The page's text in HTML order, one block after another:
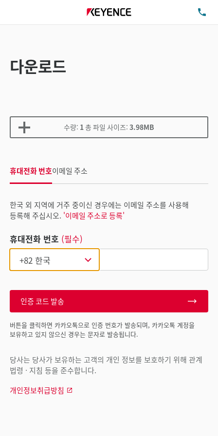
다운로드
수량: 1총 파일 사이즈: 3.98MB
휴대전화 번호이메일 주소
한국 외 지역에 거주 중이신 경우에는 이메일 주소를 사용해
등록해 주십시오. '이메일 주소로 등록'
휴대전화 번호 (필수)
인증 코드 발송
버튼을 클릭하면 카카오톡으로 인증 번호가 발송되며, 카카오톡 계정을
보유하고 있지 않으신 경우는 문자로 발송됩니다.
당사는 당사가 보유하는 고객의 개인 정보를 보호하기 위해 관계
법령 · 지침 등을 준수합니다.
개인정보취급방침